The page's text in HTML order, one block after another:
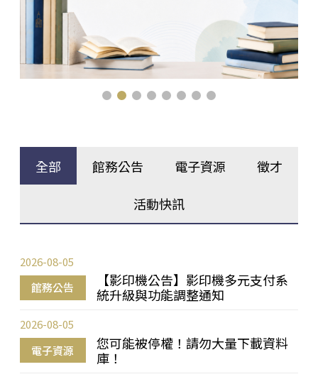
全部 館務公告 電子資源 徵才
活動快訊
館務公告
【影印機公告】影印機多元支付系
統升級與功能調整通知
2026-08-05
電子資源
您可能被停權！請勿大量下載資料
庫！
2026-08-05